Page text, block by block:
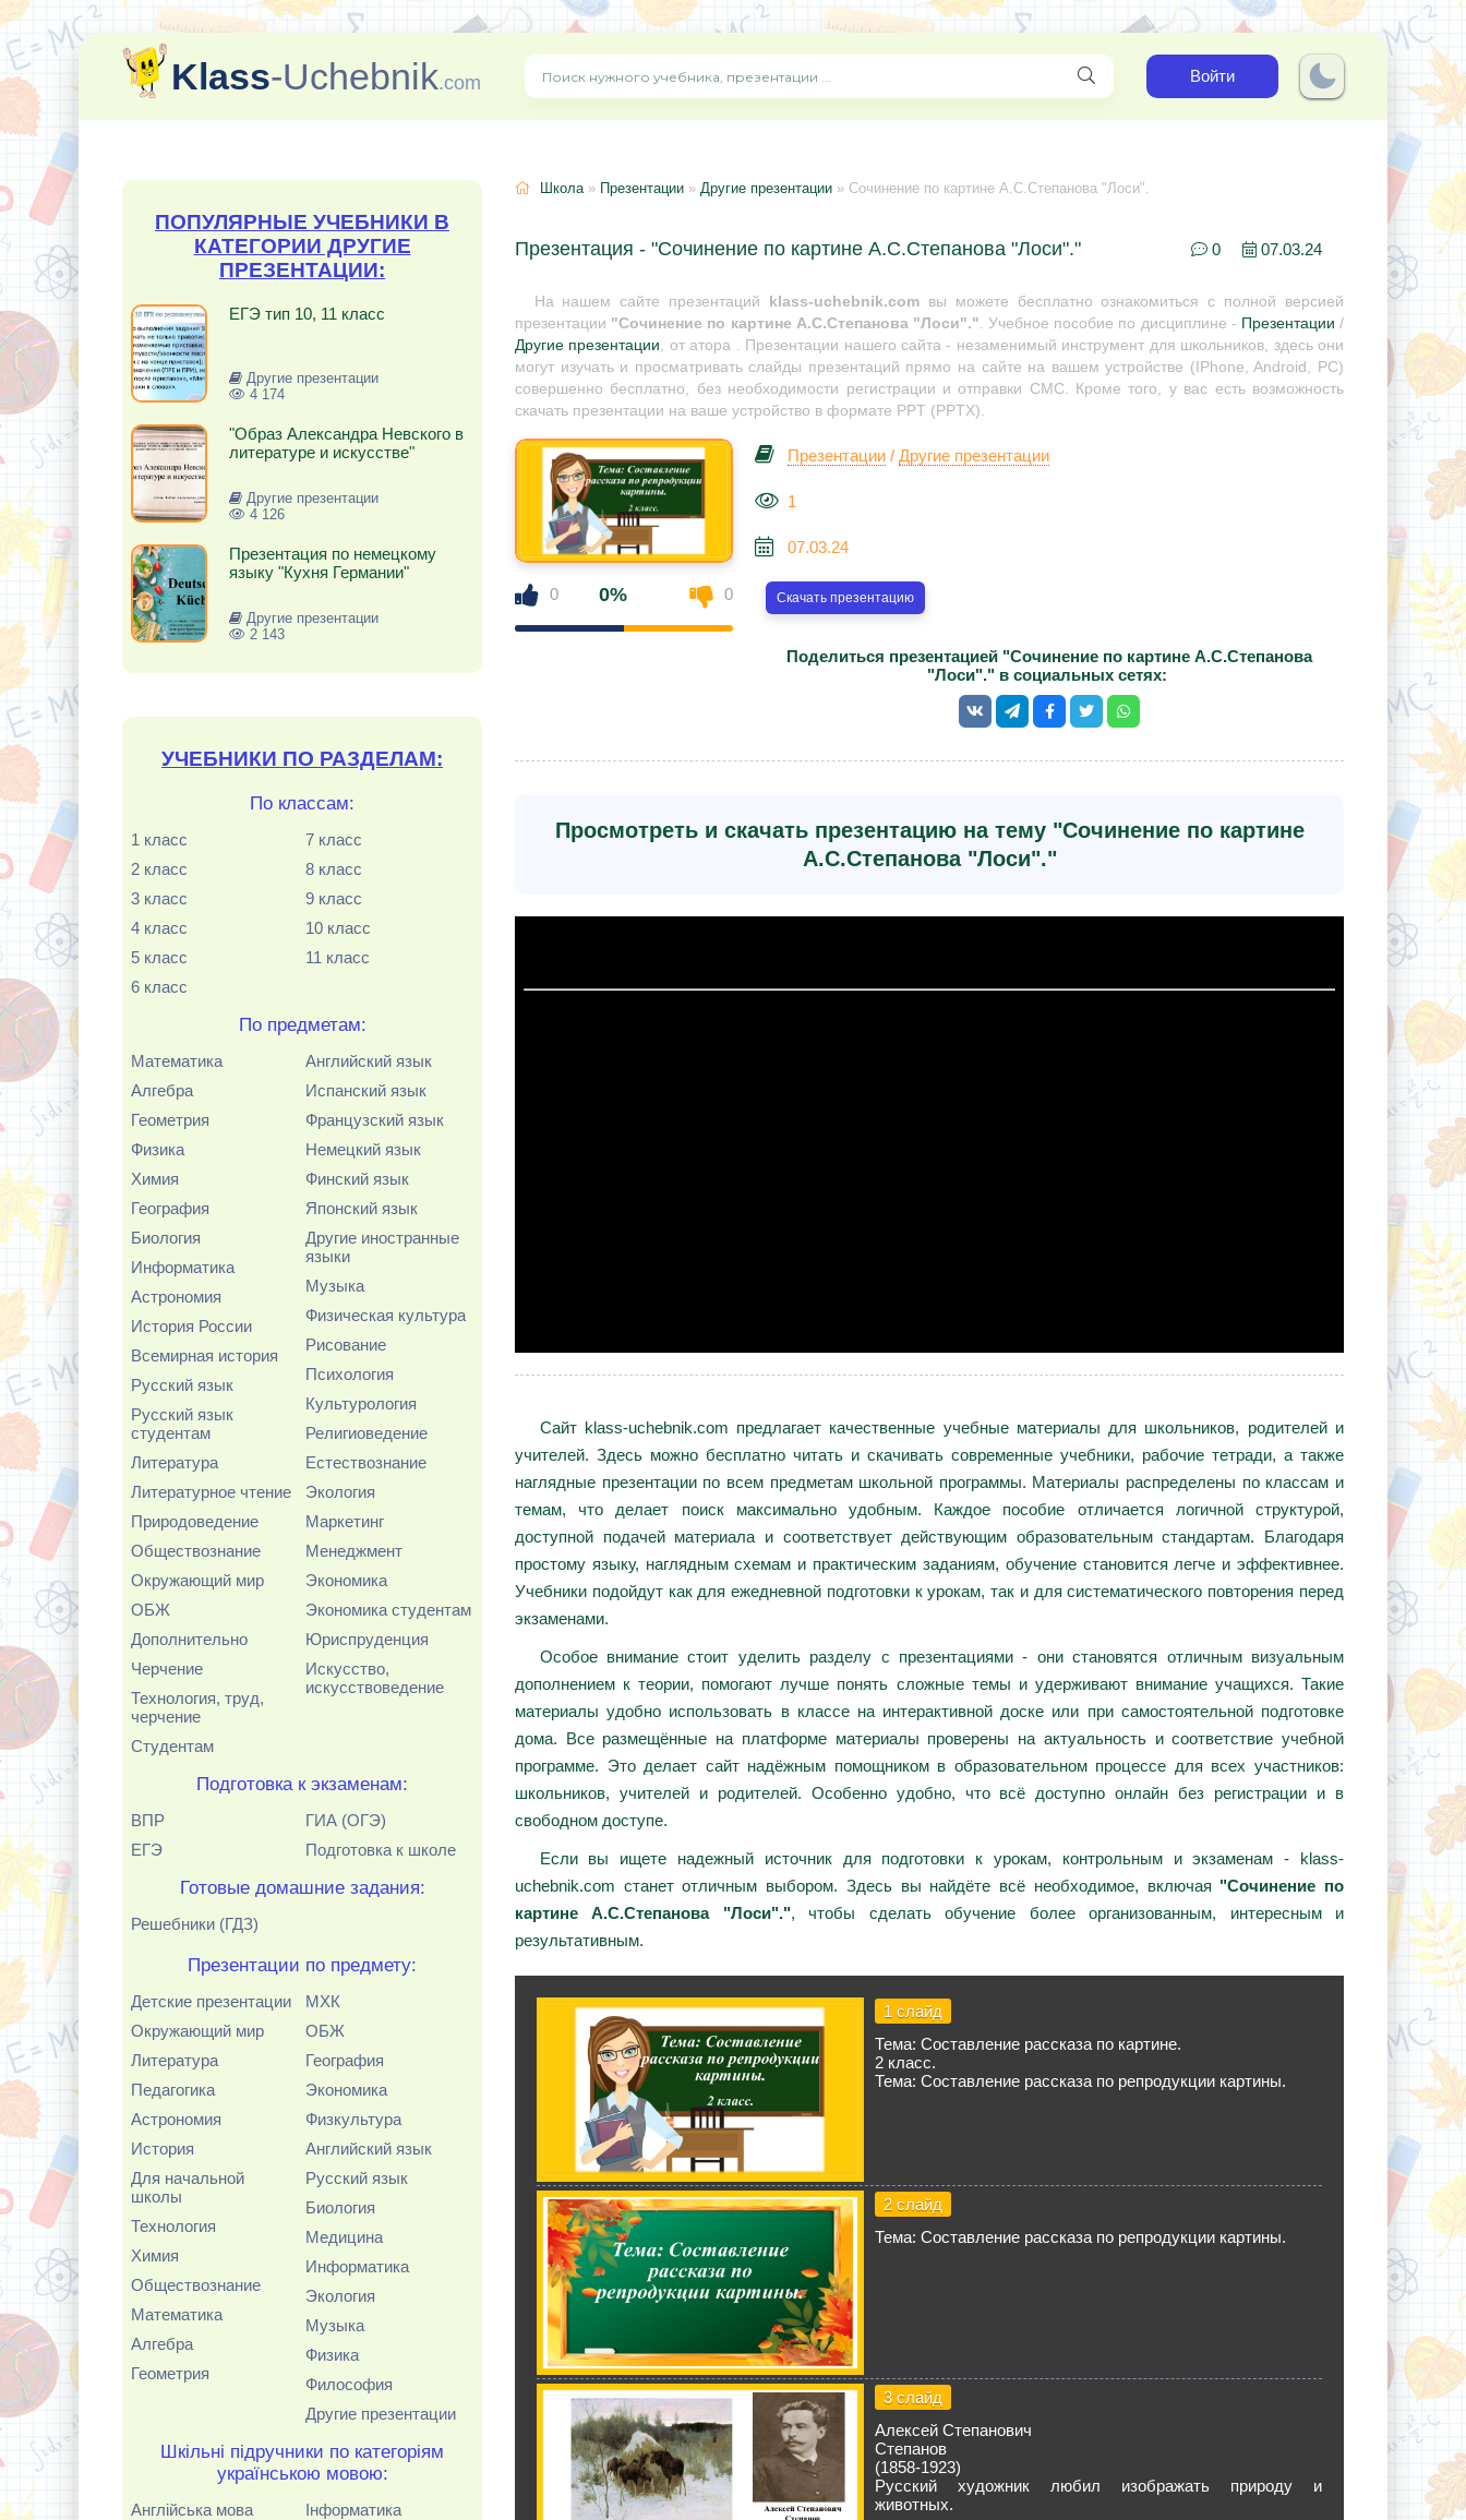
Klass-Uchebnik.com Войти
ПОПУЛЯРНЫЕ УЧЕБНИКИ В
КАТЕГОРИИ ДРУГИЕ
ПРЕЗЕНТАЦИИ:
ЕГЭ тип 10, 11 класс
Другие презентации
4 174
"Образ Александра Невского в
литературе и искусстве"
Другие презентации
4 126
Презентация по немецкому
языку "Кухня Германии"
Другие презентации
2 143
УЧЕБНИКИ ПО РАЗДЕЛАМ:
По классам:
1 класс
2 класс
3 класс
4 класс
5 класс
6 класс
7 класс
8 класс
9 класс
10 класс
11 класс
По предметам:
Математика
Алгебра
Геометрия
Физика
Химия
География
Биология
Информатика
Астрономия
История России
Всемирная история
Русский язык
Русский язык
студентам
Литература
Литературное чтение
Природоведение
Обществознание
Окружающий мир
ОБЖ
Дополнительно
Черчение
Технология, труд,
черчение
Студентам
Английский язык
Испанский язык
Французский язык
Немецкий язык
Финский язык
Японский язык
Другие иностранные
языки
Музыка
Физическая культура
Рисование
Психология
Культурология
Религиоведение
Естествознание
Экология
Маркетинг
Менеджмент
Экономика
Экономика студентам
Юриспруденция
Искусство,
искусствоведение
Подготовка к экзаменам:
ВПР
ЕГЭ
ГИА (ОГЭ)
Подготовка к школе
Готовые домашние задания:
Решебники (ГДЗ)
Презентации по предмету:
Детские презентации
Окружающий мир
Литература
Педагогика
Астрономия
История
Для начальной
школы
Технология
Химия
Обществознание
Математика
Алгебра
Геометрия
МХК
ОБЖ
География
Экономика
Физкультура
Английский язык
Русский язык
Биология
Медицина
Информатика
Экология
Музыка
Физика
Философия
Другие презентации
Шкільні підручники по категоріям
українською мовою:
Англійська мова
Інформатика
Школа» Презентации » Другие презентации » Сочинение по картине А.С.Степанова "Лоси".
Презентация - "Сочинение по картине А.С.Степанова "Лоси"." 0 07.03.24
На нашем сайте презентаций klass-uchebnik.comвы можете бесплатно ознакомиться с полной версией
презентации "Сочинение по картине А.С.Степанова "Лоси".". Учебное пособие по дисциплине - Презентации /
Другие презентации, от атора . Презентации нашего сайта - незаменимый инструмент для школьников, здесь они
могут изучать и просматривать слайды презентаций прямо на сайте на вашем устройстве (IPhone, Android, PC)
совершенно бесплатно, без необходимости регистрации и отправки СМС. Кроме того, у вас есть возможность
скачать презентации на ваше устройство в формате PPT (PPTX).
0 0% 0
Презентации / Другие презентации
1
07.03.24
Скачать презентацию
Поделиться презентацией "Сочинение по картине А.С.Степанова
"Лоси"." в социальных сетях:
Просмотреть и скачать презентацию на тему "Сочинение по картине
А.С.Степанова "Лоси"."
Сайт klass-uchebnik.com предлагает качественные учебные материалы для школьников, родителей и
учителей. Здесь можно бесплатно читать и скачивать современные учебники, рабочие тетради, а также
наглядные презентации по всем предметам школьной программы. Материалы распределены по классам и
темам, что делает поиск максимально удобным. Каждое пособие отличается логичной структурой,
доступной подачей материала и соответствует действующим образовательным стандартам. Благодаря
простому языку, наглядным схемам и практическим заданиям, обучение становится легче и эффективнее.
Учебники подойдут как для ежедневной подготовки к урокам, так и для систематического повторения перед
экзаменами.
Особое внимание стоит уделить разделу с презентациями - они становятся отличным визуальным
дополнением к теории, помогают лучше понять сложные темы и удерживают внимание учащихся. Такие
материалы удобно использовать в классе на интерактивной доске или при самостоятельной подготовке
дома. Все размещённые на платформе материалы проверены на актуальность и соответствие учебной
программе. Это делает сайт надёжным помощником в образовательном процессе для всех участников:
школьников, учителей и родителей. Особенно удобно, что всё доступно онлайн без регистрации и в
свободном доступе.
Если вы ищете надежный источник для подготовки к урокам, контрольным и экзаменам - klass-
uchebnik.com станет отличным выбором. Здесь вы найдёте всё необходимое, включая "Сочинение по
картине А.С.Степанова "Лоси".", чтобы сделать обучение более организованным, интересным и
результативным.
1 слайд
Тема: Составление рассказа по картине.
2 класс.
Тема: Составление рассказа по репродукции картины.
2 слайд
Тема: Составление рассказа по репродукции картины.
3 слайд
Алексей Степанович
Степанов
(1858-1923)
Русский художник любил изображать природу и
животных.